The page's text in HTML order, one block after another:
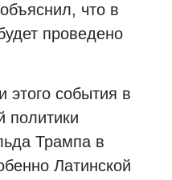
что в
проведено
этого события в
политики
Трампа в
Латинской